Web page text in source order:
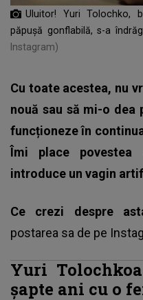
Uluitor! Yuri Tolochko,
păpușă gonflabilă, s-a
Instagram)
Cu toate acestea, nu
nouă sau să mi-o dea
funcționeze în
Îmi place povestea
introduce un vagin
Ce crezi despre
postarea sa de pe
Yuri
șapte ani cu o